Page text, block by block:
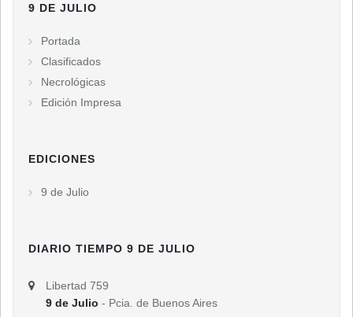
9 DE JULIO
Portada
Clasificados
Necrológicas
Edición Impresa
EDICIONES
9 de Julio
DIARIO TIEMPO 9 DE JULIO
Libertad 759
9 de Julio - Pcia. de Buenos Aires